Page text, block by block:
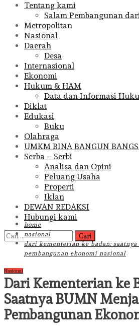
Tentang kami
Salam Pembangunan
Metropolitan
Nasional
Daerah
Desa
Internasional
Ekonomi
Hukum & HAM
Data dan Informasi
Diklat
Edukasi
Buku
Olahraga
UMKM BINA BANGUN
Serba – Serbi
Analisa dan Opini
Peluang Usaha
Properti
Iklan
DEWAN REDAKSI
Hubungi kami
Cari
untuk:
home
nasional
dari kementerian ke badan:
pembangunan ekonomi nasional
Nasional
Dari Kementerian ke
Saatnya BUMN
Pembangunan